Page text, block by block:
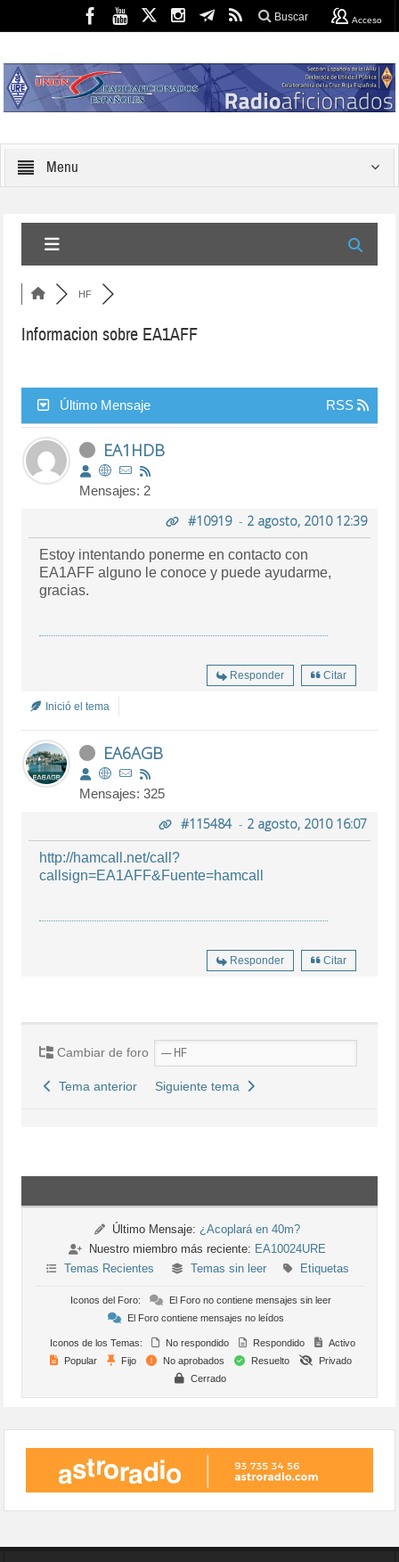
Buscar Acceso
Menu
HF
Informacion sobre EA1AFF
Último Mensaje RSS
EA1HDB
Mensajes: 2
#10919- 2 agosto, 2010 12:39
Estoy intentando ponerme en contacto con
EA1AFF alguno le conoce y puede ayudarme,
gracias.
Responder Citar
Inició el tema
EA6AGB
Mensajes: 325
#115484- 2 agosto, 2010 16:07
http://hamcall.net/call?
callsign=EA1AFF&Fuente=hamcall
Responder Citar
Cambiar de foro
Tema anterior Siguiente tema
Último Mensaje: ¿Acoplará en 40m?
Nuestro miembro más reciente: EA10024URE
Temas Recientes
Temas sin leer Etiquetas
Iconos del Foro:
El Foro no contiene mensajes sin leer
El Foro contiene mensajes no leídos
Iconos de los Temas: No respondido Respondido
Activo
Popular
Fijo No aprobados Resuelto
Privado
Cerrado